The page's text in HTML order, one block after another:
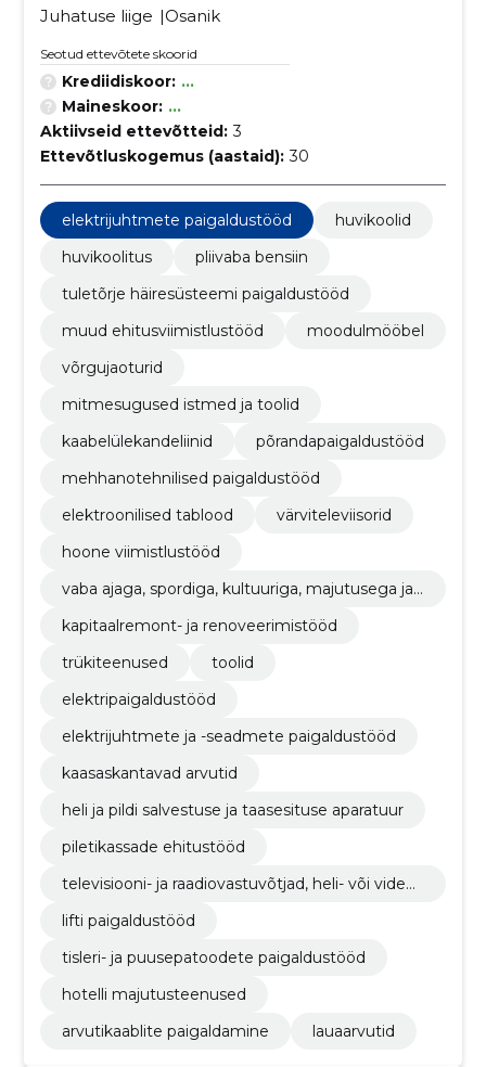
Juhatuse liige
Osanik
Seotud ettevõtete skoorid
Krediidiskoor: ...
Maineskoor: ...
Aktiivseid ettevõtteid: 3
Ettevõtluskogemus (aastaid): 30
elektrijuhtmete paigaldustööd
huvikoolid
huvikoolitus
pliivaba bensiin
tuletõrje häiresüsteemi paigaldustööd
muud ehitusviimistlustööd
moodulmööbel
võrgujaoturid
mitmesugused istmed ja toolid
kaabelülekandeliinid
põrandapaigaldustööd
mehhanotehnilised paigaldustööd
elektroonilised tablood
värviteleviisorid
hoone viimistlustööd
vaba ajaga, spordiga, kultuuriga, majutusega ja r
kapitaalremont- ja renoveerimistööd
trükiteenused
toolid
elektripaigaldustööd
elektrijuhtmete ja -seadmete paigaldustööd
kaasaskantavad arvutid
heli ja pildi salvestuse ja taasesituse aparatuur
piletikassade ehitustööd
televisiooni- ja raadiovastuvõtjad, heli- või videos
lifti paigaldustööd
tisleri- ja puusepatoodete paigaldustööd
hotelli majutusteenused
arvutikaablite paigaldamine
lauaarvutid